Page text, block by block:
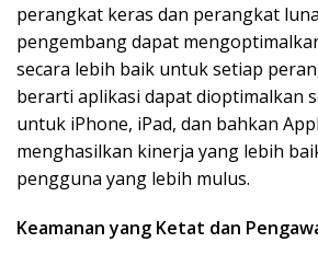
perangkat keras dan perangkat
pengembang dapat
secara lebih baik untuk setiap
berarti aplikasi dapat dioptimalkan
untuk iPhone, iPad, dan bahkan
menghasilkan kinerja yang lebih
pengguna yang lebih mulus.
Keamanan yang Ketat dan